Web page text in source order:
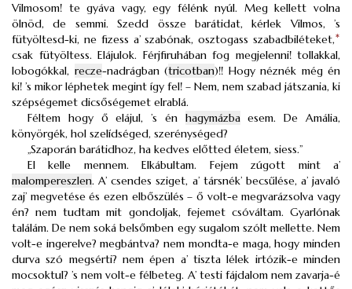
Vilmosom! te gyáva vagy, egy félénk nyúl. Meg kellett volna
ölnöd, de semmi. Szedd össze barátidat, kérlek Vilmos, ’s
fütyöltesd-ki, ne fizess a’ szabónak, osztogass szabadbiléteket,*
csak fütyöltess. Elájulok. Férjfiruhában fog megjelenni! tollakkal,
lobogókkal, recze-nadrágban (tricotban)!! Hogy néznék még én
ki! ’s mikor léphetek megint így fel! – Nem, nem szabad játszania, ki
szépségemet dicsőségemet elrablá.
Féltem hogy ő elájul, ’s én hagymázbaesem. De Amália,
könyörgék, hol szelídséged, szerénységed?
„Szaporán barátidhoz, ha kedves előtted életem, siess.”
El kelle mennem. Elkábultam. Fejem zúgott mint a’
malompereszlen. A’ csendes sziget, a’ társnék’ becsűlése, a’ javaló
zaj’ megvetése és ezen elbőszülés – ő volt-e megvarázsolva vagy
én? nem tudtam mit gondoljak, fejemet csóváltam. Gyarlónak
találám. De nem soká belsőmben egy sugalom szólt mellette. Nem
volt-e ingerelve? megbántva? nem mondta-e maga, hogy minden
durva szó megsérti? nem épen a’ tiszta lélek irtózik-e minden
mocsoktul? ’s nem volt-e félbeteg. A’ testi fájdalom nem zavarja-é